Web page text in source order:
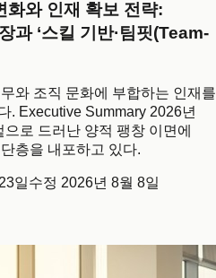
화와 인재 확보 전략:
과 ‘스킬 기반·팀핏(Team-
와 조직 문화에 부합하는 인재를
. Executive Summary 2026년
로 드러난 양적 팽창 이면에
층을 내포하고 있다.
일수정 2026년 8월 8일